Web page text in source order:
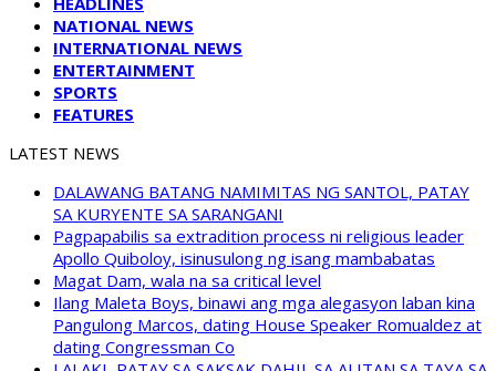
NATIONAL NEWS
INTERNATIONAL NEWS
ENTERTAINMENT
SPORTS
FEATURES
LATEST NEWS
DALAWANG BATANG NAMIMITAS NG SANTOL, PATAY
SA KURYENTE SA SARANGANI
Pagpapabilis sa extradition process ni religious leader
Apollo Quiboloy, isinusulong ng isang mambabatas
Magat Dam, wala na sa critical level
Ilang Maleta Boys, binawi ang mga alegasyon laban kina
Pangulong Marcos, dating House Speaker Romualdez at
dating Congressman Co